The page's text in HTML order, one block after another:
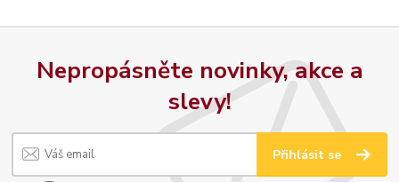
Nepropásněte novinky, akce a
slevy!
Přihlásit se